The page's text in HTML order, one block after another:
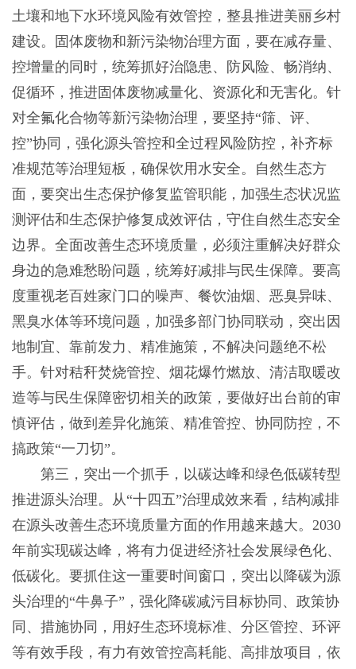
土壤和地下水环境风险有效管控，整县推进美丽乡村
建设。固体废物和新污染物治理方面，要在减存量、
控增量的同时，统筹抓好治隐患、防风险、畅消纳、
促循环，推进固体废物减量化、资源化和无害化。针
对全氟化合物等新污染物治理，要坚持“筛、评、
控”协同，强化源头管控和全过程风险防控，补齐标
准规范等治理短板，确保饮用水安全。自然生态方
面，要突出生态保护修复监管职能，加强生态状况监
测评估和生态保护修复成效评估，守住自然生态安全
边界。全面改善生态环境质量，必须注重解决好群众
身边的急难愁盼问题，统筹好减排与民生保障。要高
度重视老百姓家门口的噪声、餐饮油烟、恶臭异味、
黑臭水体等环境问题，加强多部门协同联动，突出因
地制宜、靠前发力、精准施策，不解决问题绝不松
手。针对秸秆焚烧管控、烟花爆竹燃放、清洁取暖改
造等与民生保障密切相关的政策，要做好出台前的审
慎评估，做到差异化施策、精准管控、协同防控，不
搞政策“一刀切”。
第三，突出一个抓手，以碳达峰和绿色低碳转型
推进源头治理。从“十四五”治理成效来看，结构减排
在源头改善生态环境质量方面的作用越来越大。2030
年前实现碳达峰，将有力促进经济社会发展绿色化、
低碳化。要抓住这一重要时间窗口，突出以降碳为源
头治理的“牛鼻子”，强化降碳减污目标协同、政策协
同、措施协同，用好生态环境标准、分区管控、环评
等有效手段，有力有效管控高耗能、高排放项目，依